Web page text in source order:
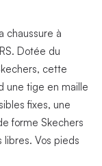
chaussure à
Dotée du
cette
une tige en maille
fixes, une
forme Skechers
libres. Vos pieds